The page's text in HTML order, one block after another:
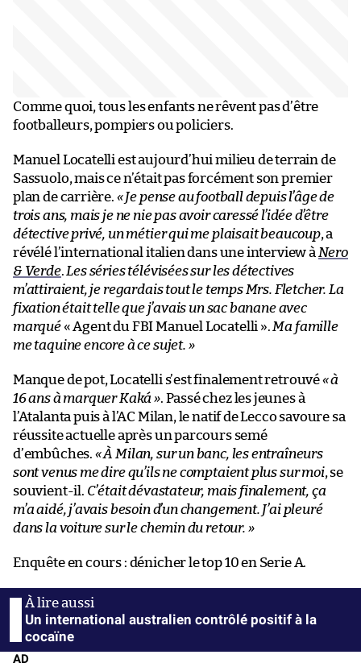
Comme quoi, tous les enfants ne rêvent pas d’être
footballeurs, pompiers ou policiers.
Manuel Locatelli est aujourd’hui milieu de terrain de
Sassuolo, mais ce n’était pas forcément son premier
plan de carrière. « Je pense au football depuis l’âge de
trois ans, mais je ne nie pas avoir caressé l’idée d’être
détective privé, un métier qui me plaisait beaucoup, a
révélé l’international italien dans une interview à Nero
& Verde. Les séries télévisées sur les détectives
m’attiraient, je regardais tout le temps Mrs. Fletcher. La
fixation était telle que j’avais un sac banane avec
marqué« Agent du FBI Manuel Locatelli ». Ma famille
me taquine encore à ce sujet. »
Manque de pot, Locatelli s’est finalement retrouvé« à
16 ans à marquer Kaká ». Passé chez les jeunes à
l’Atalanta puis à l’AC Milan, le natif de Lecco savoure sa
réussite actuelle après un parcours semé
d’embûches. « À Milan, sur un banc, les entraîneurs
sont venus me dire qu’ils ne comptaient plus sur moi, se
souvient-il. C’était dévastateur, mais finalement, ça
m’a aidé, j’avais besoin d’un changement. J’ai pleuré
dans la voiture sur le chemin du retour. »
Enquête en cours : dénicher le top 10 en Serie A.
Un international australien contrôlé positif à la
cocaïne
AD